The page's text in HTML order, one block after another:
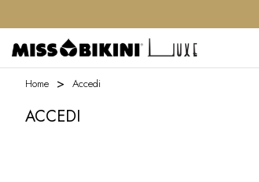
Home Accedi
ACCEDI